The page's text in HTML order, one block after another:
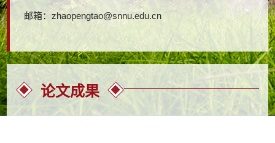
邮箱：zhaopengtao@snnu.edu.cn
论文成果